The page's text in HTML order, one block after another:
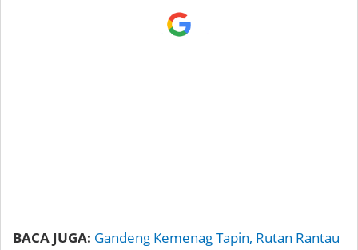
BACA JUGA: Gandeng Kemenag Tapin, Rutan Rantau